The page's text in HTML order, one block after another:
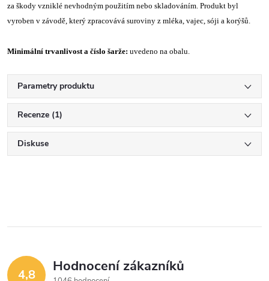
za škody vzniklé nevhodným použitím nebo skladováním. Produkt byl
vyroben v závodě, který zpracovává suroviny z mléka, vajec, sóji a korýšů.
Minimální trvanlivost a číslo šarže: uvedeno na obalu.
Parametry produktu
Recenze (1)
Diskuse
4,8 Hodnocení zákazníků